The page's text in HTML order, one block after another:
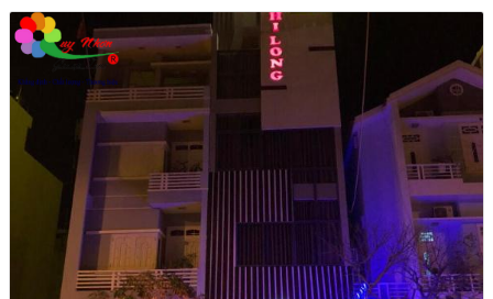
Khách Sạn Phú Yên 1 Sao